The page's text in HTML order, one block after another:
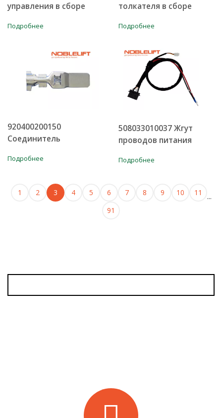
управления в сборе
Подробнее
толкателя в сборе
Подробнее
920400200150
Соединитель
Подробнее
508033010037 Жгут
проводов питания
Подробнее
1 2 3 4 5 6 7 8 9 10 11
...
91